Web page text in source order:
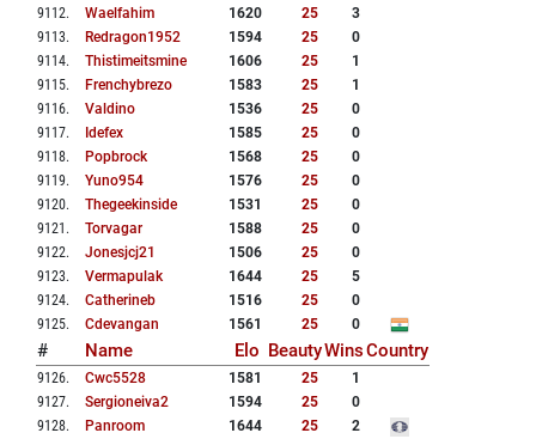
9112. Waelfahim 1620 25
3
9113. Redragon1952 1594 25
0
9114. Thistimeitsmine 1606 25
1
9115. Frenchybrezo 1583 25
1
9116. Valdino 1536 25
0
9117. Idefex 1585 25
0
9118. Popbrock 1568 25
0
9119. Yuno954 1576 25
0
9120. Thegeekinside 1531 25
0
9121 . Torvagar 1588 25
0
9122. Jonesjcj21 1506 25
0
9123. Vermapulak 1644 25
5
9124. Catherineb 1516 25
0
9125. Cdevangan 1561 25 0
# Name Elo BeautyWinsCountry
9126. Cwc5528 1581 25
1
9127. Sergioneiva2 1594 25
0
9128. Panroom 1644 25
2